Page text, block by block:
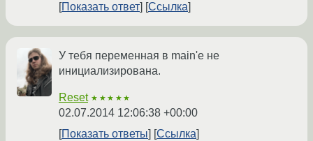
Показать ответ
Ссылка
У тебя переменная в main'е не
инициализирована.
Reset ★★★★★
02.07.2014 12:06:38 +00:00
Показать ответы
Ссылка